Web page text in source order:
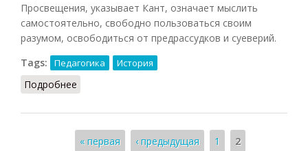
Просвещения, указывает Кант, означает мыслить
самостоятельно, свободно пользоваться своим
разумом, освободиться от предрассудков и суеверий.
Tags:
Педагогика История
Подробнее
Страницы« первая ‹ предыдущая 1 2